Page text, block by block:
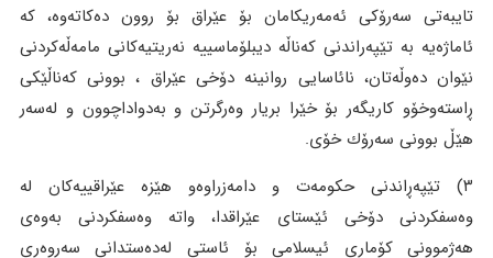
تایبەتی سەرۆکی ئەمەریکامان بۆ عێراق بۆ روون دەکاتەوە، کە
ئاماژەیە بە تێپەراندنی کەناڵە دیبلۆماسییە نەریتیەکانی مامەڵەکردنی
نێوان دەوڵەتان، نائاسایی روانینە دۆخی عێراق ، بوونی کەناڵێکی
ڕاستەوخۆو کاریگەر بۆ خێرا بریار وەرگرتن و بەدواداچوون و لەسەر
هێڵ بوونی سەرۆك خۆی.
٣) تێپەڕاندنی حکومەت و دامەزراوەو هێزە عێراقییەکان لە
وەسفکردنی دۆخی ئێستای عێراقدا، واتە وەسفکردنی بەوەی
هەژموونی کۆماری ئیسلامی بۆ ئاستی لەدەستدانی سەروەری